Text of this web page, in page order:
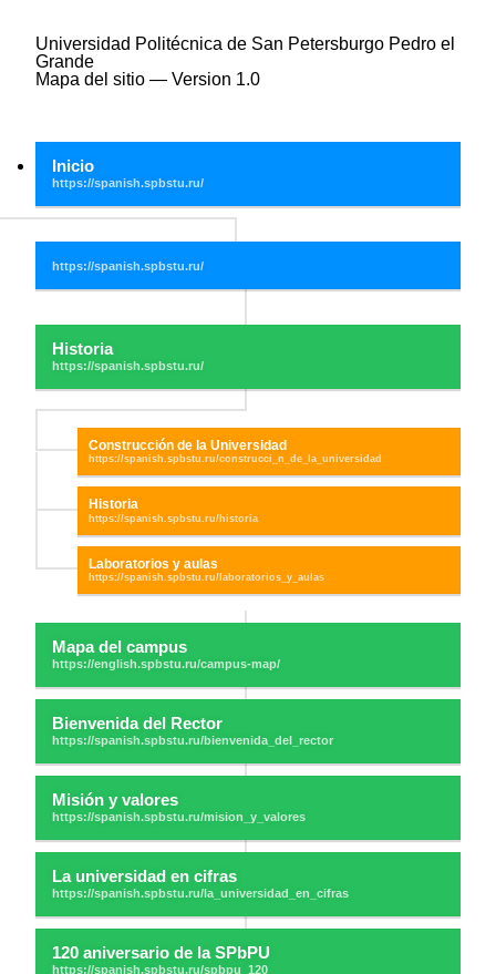
Universidad Politécnica de San Petersburgo Pedro el
Grande
Mapa del sitio — Version 1.0
Inicio
Historia
Construcción de la Universidad
Historia
Laboratorios y aulas
Mapa del campus
Bienvenida del Rector
Misión y valores
La universidad en cifras
120 aniversario de la SPbPU